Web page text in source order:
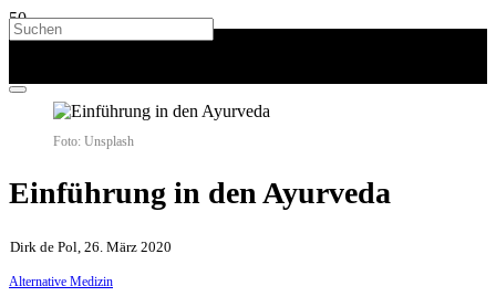
Foto: Unsplash
Einführung in den Ayurveda
Dirk de Pol, 26. März 2020
Alternative Medizin